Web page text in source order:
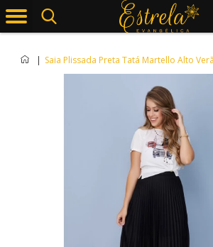
| Saia Plissada Preta Tatá Martello Alto